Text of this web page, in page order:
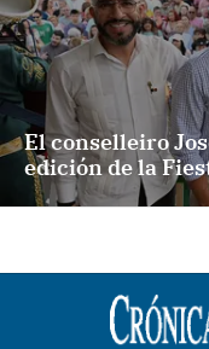
El conselleiro
edición de la